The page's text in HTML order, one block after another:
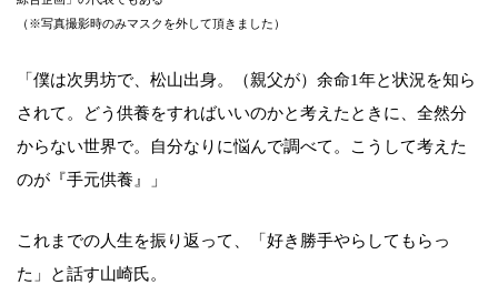
（※写真撮影時のみマスクを外して頂きました）
「僕は次男坊で、松山出身。（親父が）余命1年と状況を知ら
されて。どう供養をすればいいのかと考えたときに、全然分
からない世界で。自分なりに悩んで調べて。こうして考えた
のが『手元供養』」
これまでの人生を振り返って、「好き勝手やらしてもらっ
た」と話す山崎氏。